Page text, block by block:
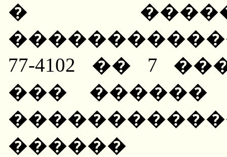
�
77-4102 �� 7
��� ������
������